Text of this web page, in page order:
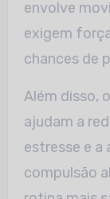
envolve
exigem
chances de
Além disso,
ajudam a
estresse e a
compulsão